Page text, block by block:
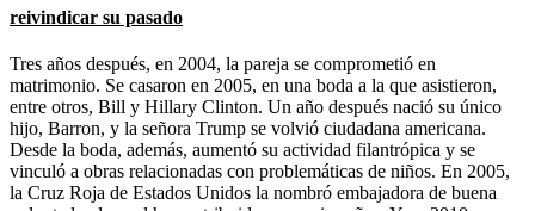
reivindicar su pasado
Tres años después, en 2004, la pareja se comprometió en
matrimonio. Se casaron en 2005, en una boda a la que asistieron,
entre otros, Bill y Hillary Clinton. Un año después nació su único
hijo, Barron, y la señora Trump se volvió ciudadana americana.
Desde la boda, además, aumentó su actividad filantrópica y se
vinculó a obras relacionadas con problemáticas de niños. En 2005,
la Cruz Roja de Estados Unidos la nombró embajadora de buena